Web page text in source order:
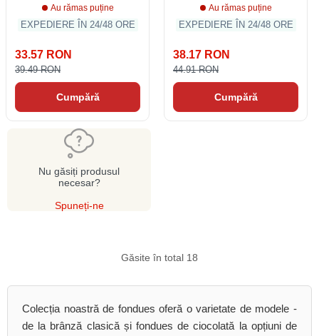
Au rămas puține
EXPEDIERE ÎN 24/48 ORE
33.57 RON
39.49 RON
Cumpără
Au rămas puține
EXPEDIERE ÎN 24/48 ORE
38.17 RON
44.91 RON
Cumpără
Nu găsiți produsul
necesar?
Spuneți-ne
Găsite în total 18
Colecția noastră de fondues oferă o varietate de modele -
de la brânză clasică și fondues de ciocolată la opțiuni de